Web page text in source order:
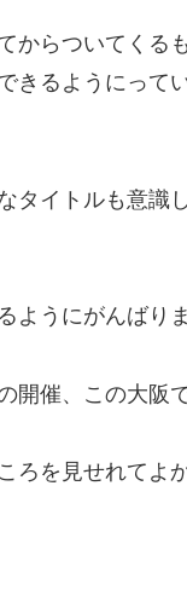
からついてくる
きるようにって
タイトルも意識
ようにがんばりま
開催、この大阪
ろを見せれてよ